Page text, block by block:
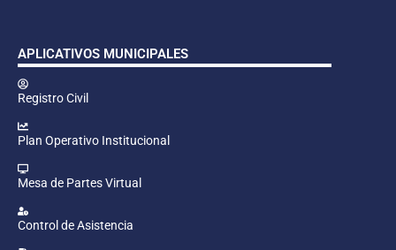
APLICATIVOS MUNICIPALES
Registro Civil
Plan Operativo Institucional
Mesa de Partes Virtual
Control de Asistencia